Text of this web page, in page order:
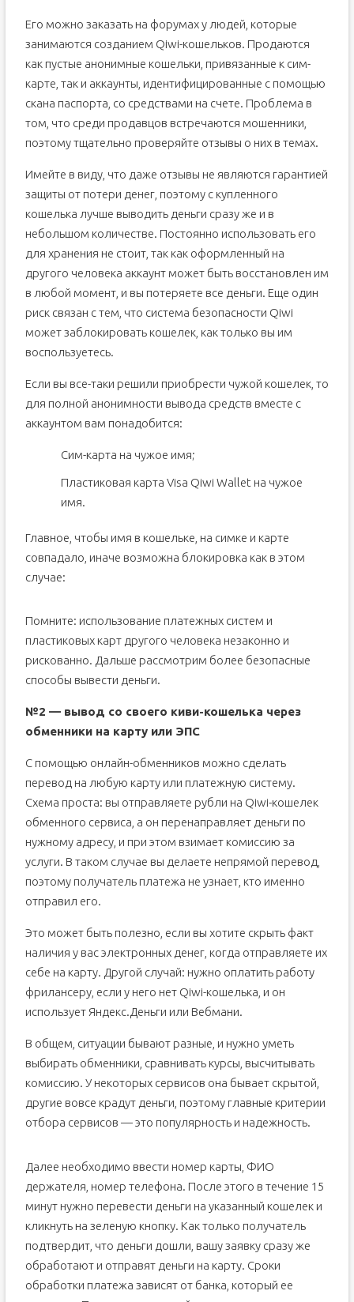
Его можно заказать на форумах у людей, которые
занимаются созданием Qiwi-кошельков. Продаются
как пустые анонимные кошельки, привязанные к сим-
карте, так и аккаунты, идентифицированные с помощью
скана паспорта, со средствами на счете. Проблема в
том, что среди продавцов встречаются мошенники,
поэтому тщательно проверяйте отзывы о них в темах.
Имейте в виду, что даже отзывы не являются гарантией
защиты от потери денег, поэтому с купленного
кошелька лучше выводить деньги сразу же и в
небольшом количестве. Постоянно использовать его
для хранения не стоит, так как оформленный на
другого человека аккаунт может быть восстановлен им
в любой момент, и вы потеряете все деньги. Еще один
риск связан с тем, что система безопасности Qiwi
может заблокировать кошелек, как только вы им
воспользуетесь.
Если вы все-таки решили приобрести чужой кошелек, то
для полной анонимности вывода средств вместе с
аккаунтом вам понадобится:
Сим-карта на чужое имя;
Пластиковая карта Visa Qiwi Wallet на чужое
имя.
Главное, чтобы имя в кошельке, на симке и карте
совпадало, иначе возможна блокировка как в этом
случае:
Помните: использование платежных систем и
пластиковых карт другого человека незаконно и
рискованно. Дальше рассмотрим более безопасные
способы вывести деньги.
№2 — вывод со своего киви-кошелька через
обменники на карту или ЭПС
C помощью онлайн-обменников можно сделать
перевод на любую карту или платежную систему.
Схема проста: вы отправляете рубли на Qiwi-кошелек
обменного сервиса, а он перенаправляет деньги по
нужному адресу, и при этом взимает комиссию за
услуги. В таком случае вы делаете непрямой перевод,
поэтому получатель платежа не узнает, кто именно
отправил его.
Это может быть полезно, если вы хотите скрыть факт
наличия у вас электронных денег, когда отправляете их
себе на карту. Другой случай: нужно оплатить работу
фрилансеру, если у него нет Qiwi-кошелька, и он
использует Яндекс.Деньги или Вебмани.
В общем, ситуации бывают разные, и нужно уметь
выбирать обменники, сравнивать курсы, высчитывать
комиссию. У некоторых сервисов она бывает скрытой,
другие вовсе крадут деньги, поэтому главные критерии
отбора сервисов — это популярность и надежность.
Далее необходимо ввести номер карты, ФИО
держателя, номер телефона. После этого в течение 15
минут нужно перевести деньги на указанный кошелек и
кликнуть на зеленую кнопку. Как только получатель
подтвердит, что деньги дошли, вашу заявку сразу же
обработают и отправят деньги на карту. Сроки
обработки платежа зависят от банка, который ее